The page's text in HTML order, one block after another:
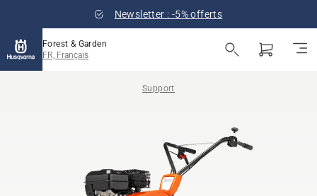
Newsletter : -5% offerts
Forest & Garden
FR, Français
Support